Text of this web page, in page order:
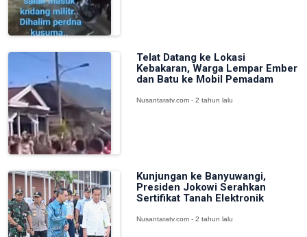
Telat Datang ke Lokasi
Kebakaran, Warga Lempar Ember
dan Batu ke Mobil Pemadam
Nusantaratv.com - 2 tahun lalu
Kunjungan ke Banyuwangi,
Presiden Jokowi Serahkan
Sertifikat Tanah Elektronik
Nusantaratv.com - 2 tahun lalu